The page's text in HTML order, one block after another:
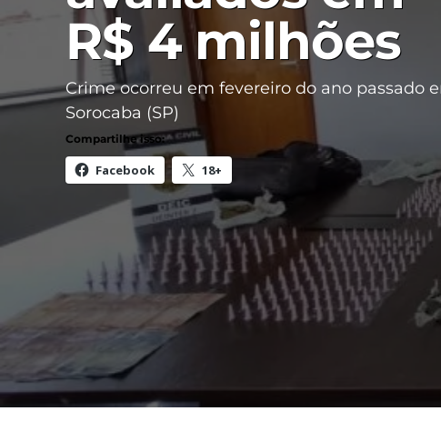
R$ 4 milhões
Crime ocorreu em fevereiro do ano passado
Sorocaba (SP)
Compartilhe isso:
Facebook 18+